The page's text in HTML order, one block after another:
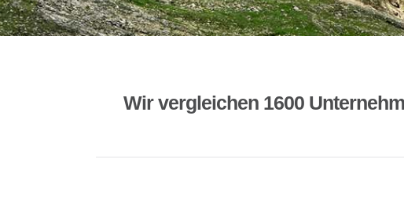
Wir vergleichen 1600